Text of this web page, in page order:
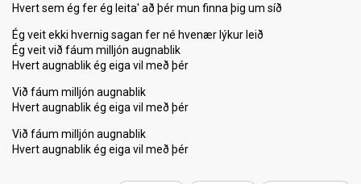
Hvert sem ég fer ég leita' að þér mun finna þig um síð
Ég veit ekki hvernig ѕagan fer né hvenær lýkur leið
Ég veit við fáum milljón augnablik
Hvert augnablik ég eiga vil með þér
Við fáum milljón augnablik
Hvert augnablik ég eiga vil með þér
Við fáum milljón augnablik
Hvert augnablik ég eigа vil með þér